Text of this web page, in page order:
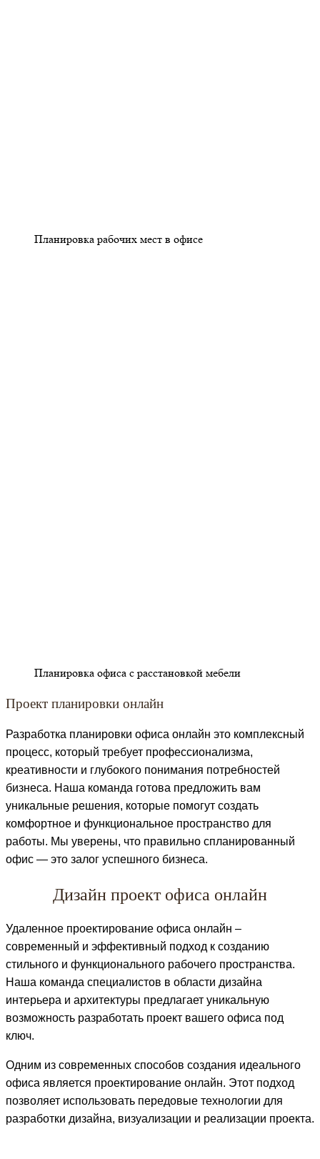
Планировка рабочих мест в офисе
Планировка офиса с расстановкой мебели
Проект планировки онлайн
Разработка планировки офиса онлайн это комплексный
процесс, который требует профессионализма,
креативности и глубокого понимания потребностей
бизнеса. Наша команда готова предложить вам
уникальные решения, которые помогут создать
комфортное и функциональное пространство для
работы. Мы уверены, что правильно спланированный
офис — это залог успешного бизнеса.
Дизайн проект офиса онлайн
Удаленное проектирование офиса онлайн –
современный и эффективный подход к созданию
стильного и функционального рабочего пространства.
Наша команда специалистов в области дизайна
интерьера и архитектуры предлагает уникальную
возможность разработать проект вашего офиса под
ключ.
Одним из современных способов создания идеального
офиса является проектирование онлайн. Этот подход
позволяет использовать передовые технологии для
разработки дизайна, визуализации и реализации проекта.